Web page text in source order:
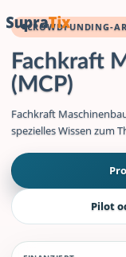
CROWDFUNDING-
Fachkraft
(MCP)
Fachkraft
spezielles Wissen zum
Pilot